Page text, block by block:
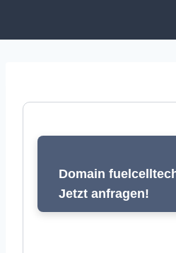
Domain
Jetzt anfragen!